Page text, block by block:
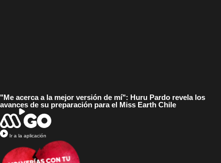
"Me acerca a la mejor versión de mí": Huru Pardo revela los
avances de su preparación para el Miss Earth Chile
Ir a la aplicación